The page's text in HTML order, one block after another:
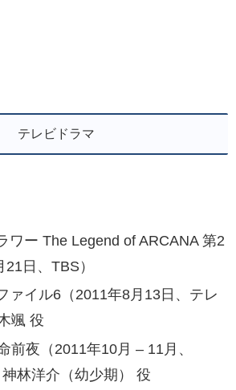
テレビドラマ
ワー The Legend of ARCANA 第2
日、TBS）
ァイル6（2011年8月13日、テレ
颯 役
前夜（2011年10月 – 11月、
林洋介（幼少期） 役